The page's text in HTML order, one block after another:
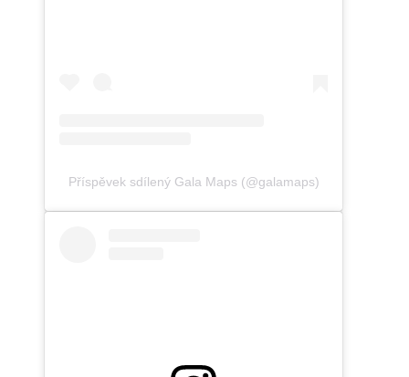
Příspěvek sdílený Gala Maps (@galamaps)